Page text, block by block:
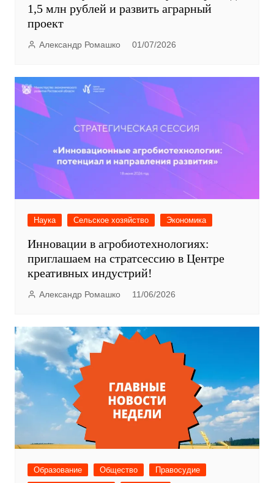
1,5 млн рублей и развить аграрный
проект
Александр Ромашко 01/07/2026
Наука Сельское хозяйство Экономика
Инновации в агробиотехнологиях:
приглашаем на стратсессию в Центре
креативных индустрий!
Александр Ромашко 11/06/2026
Образование Общество
Правосудие